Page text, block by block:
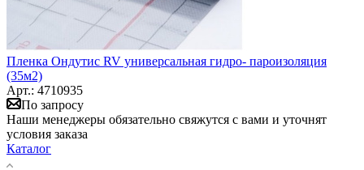
Пленка Ондутис RV универсальная гидро- пароизоляция
(35м2)
Арт.: 4710935
По запросу
Наши менеджеры обязательно свяжутся с вами и уточнят
условия заказа
Каталог